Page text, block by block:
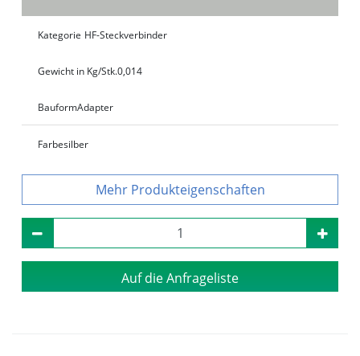
Kategorie HF-Steckverbinder
Gewicht in Kg/Stk.0,014
BauformAdapter
Farbesilber
Produkteigenschaften
Auf die Anfrageliste